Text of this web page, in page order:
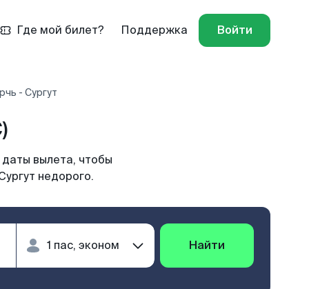
Где мой билет? Поддержка Войти
- Сургут
вылета, чтобы
недорого.
Найти